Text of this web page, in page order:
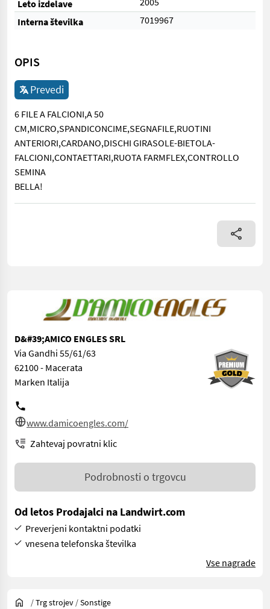
Leto izdelave
Interna številka
7019967
OPIS
Prevedi
6 FILE A FALCIONI,A 50
CM,MICRO,SPANDICONCIME,SEGNAFILE,RUOTINI
ANTERIORI,CARDANO,DISCHI GIRASOLE-BIETOLA-
FALCIONI,CONTAETTARI,RUOTA FARMFLEX,CONTROLLO
SEMINA
BELLA!
6 FILE A FALCIONI,A 50
D&#39;AMICO ENGLES SRL
Via Gandhi 55/61/63
62100 - Macerata
Marken Italija
www.damicoengles.com/
Zahtevaj povratni klic
Podrobnosti o trgovcu
Od letos Prodajalci na Landwirt.com
Preverjeni kontaktni podatki
vnesena telefonska številka
Vse nagrade
/Trg strojev /Sonstige